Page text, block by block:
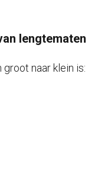
lengtematen
naar klein is: